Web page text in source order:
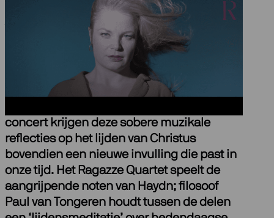
Over Zeven Laatste
Woorden
Die sieben letzten Worte unseres
Erlösers am Kreuze
hoort net zo bij de
concert krijgen deze sobere muzikale
reflecties op het lijden van Christus
bovendien een nieuwe invulling die past in
onze tijd. Het Ragazze Quartet speelt de
aangrijpende noten van Haydn; filosoof
Paul van Tongeren houdt tussen de delen